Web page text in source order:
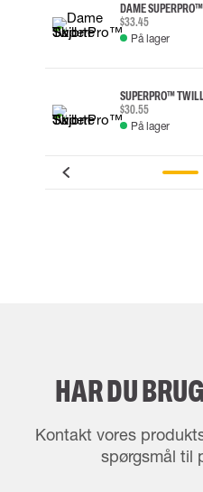
DAME
$33.45
På lager
SUPERPRO™
$30.55
På lager
HAR DU
Kontakt vores
spørgsmål til